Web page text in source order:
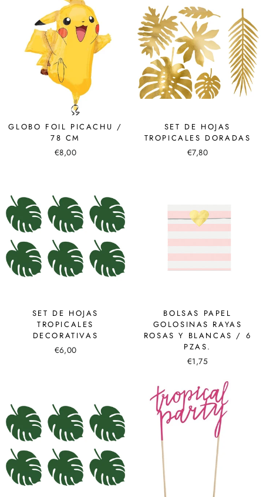
GLOBO FOIL PICACHU /
78 CM
€8,00
SET DE HOJAS
TROPICALES DORADAS
€7,80
SET DE HOJAS
TROPICALES
DECORATIVAS
€6,00
BOLSAS PAPEL
GOLOSINAS RAYAS
ROSAS Y BLANCAS / 6
PZAS.
€1,75